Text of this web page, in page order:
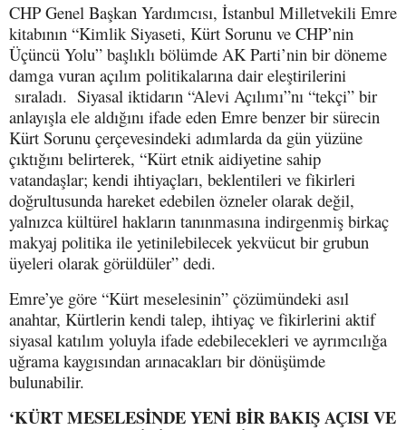
CHP Genel Başkan Yardımcısı, İstanbul Milletvekili Emre
kitabının “Kimlik Siyaseti, Kürt Sorunu ve CHP’nin
Üçüncü Yolu” başlıklı bölümde AK Parti’nin bir döneme
damga vuran açılım politikalarına dair eleştirilerini
sıraladı. Siyasal iktidarın “Alevi Açılımı”nı “tekçi” bir
anlayışla ele aldığını ifade eden Emre benzer bir sürecin
Kürt Sorunu çerçevesindeki adımlarda da gün yüzüne
çıktığını belirterek, “Kürt etnik aidiyetine sahip
vatandaşlar; kendi ihtiyaçları, beklentileri ve fikirleri
doğrultusunda hareket edebilen özneler olarak değil,
yalnızca kültürel hakların tanınmasına indirgenmiş birkaç
makyaj politika ile yetinilebilecek yekvücut bir grubun
üyeleri olarak görüldüler” dedi.
Emre’ye göre “Kürt meselesinin” çözümündeki asıl
anahtar, Kürtlerin kendi talep, ihtiyaç ve fikirlerini aktif
siyasal katılım yoluyla ifade edebilecekleri ve ayrımcılığa
uğrama kaygısından arınacakları bir dönüşümde
bulunabilir.
‘KÜRT MESELESİNDE YENİ BİR BAKIŞ AÇISI VE